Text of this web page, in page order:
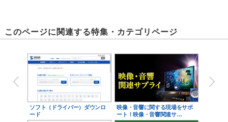
このページに関連する特集・カテゴリページ
ソフト（ドライバー）ダウンロ
ード
映像・音響に関する現場をサポ
ート！映像・音響関連サ…